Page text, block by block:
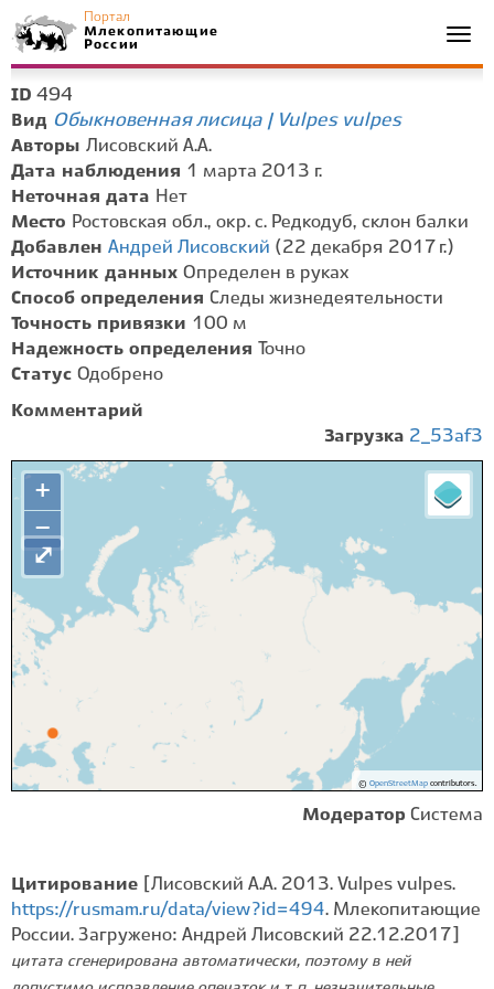
Портал
Млекопитающие
России
ID 494
Вид Обыкновенная лисица | Vulpes vulpes
Авторы Лисовский А.А.
Дата наблюдения 1 марта 2013 г.
Неточная дата Нет
Место Ростовская обл., окр. с. Редкодуб, склон балки
Добавлен Андрей Лисовский (22 декабря 2017 г.)
Источник данных Определен в руках
Способ определения Следы жизнедеятельности
Точность привязки 100 м
Надежность определения
Точно
Статус Одобрено
Комментарий
Загрузка 2_53af3
+
−
© OpenStreetMapcontributors.
⤢
Модератор Система
Цитирование
[Лисовский А.А. 2013. Vulpes vulpes.
https://rusmam.ru/data/view?id=494. Млекопитающие
России. Загружено: Андрей Лисовский 22.12.2017]
цитата сгенерирована автоматически, поэтому в ней